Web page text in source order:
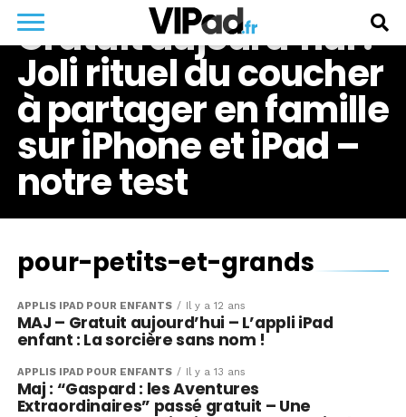
Gratuit aujourd’hui :
Joli rituel du coucher
à partager en famille
sur iPhone et iPad –
notre test
pour-petits-et-grands
APPLIS IPAD POUR ENFANTS Il y a 12 ans
MAJ – Gratuit aujourd’hui – L’appli iPad
enfant : La sorcière sans nom !
APPLIS IPAD POUR ENFANTS Il y a 13 ans
Maj : “Gaspard : les Aventures
Extraordinaires” passé gratuit – Une